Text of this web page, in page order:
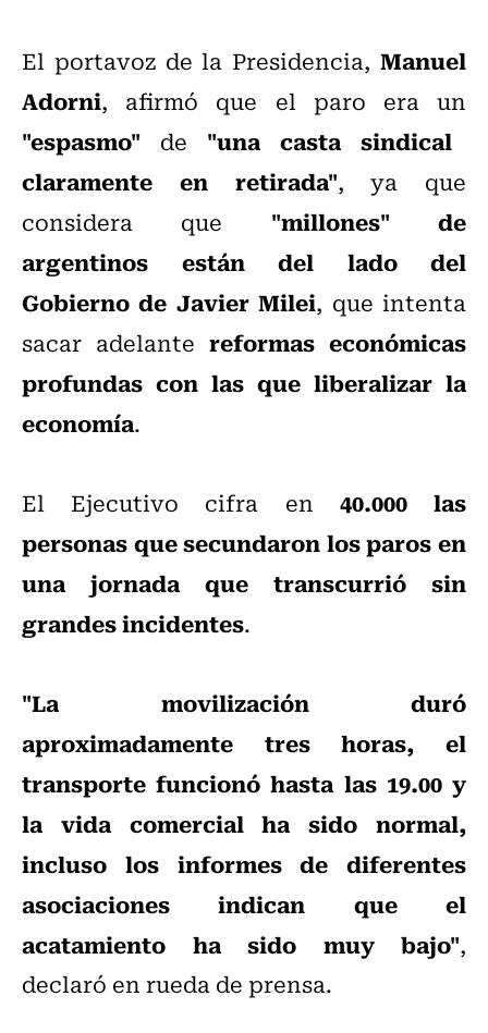
El portavoz de la Presidencia, Manuel
Adorni, afirmó que el paro era un
"espasmo" de "una casta sindical
claramente en retirada", ya que
considera que "millones" de
argentinos están del lado del
Gobierno de Javier Milei, que intenta
sacar adelante reformas económicas
profundas con las que liberalizar la
economía.
El Ejecutivo cifra en 40.000 las
personas que secundaron los paros en
una jornada que transcurrió sin
grandes incidentes.
"La movilización duró
aproximadamente tres horas, el
transporte funcionó hasta las 19.00 y
la vida comercial ha sido normal,
incluso los informes de diferentes
asociaciones indican que el
acatamiento ha sido muy bajo",
declaró en rueda de prensa.